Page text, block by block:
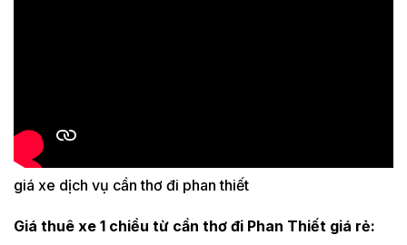
giá xe dịch vụ cần thơ đi phan thiết
Giá thuê xe 1 chiều từ cần thơ đi Phan Thiết giá rẻ: